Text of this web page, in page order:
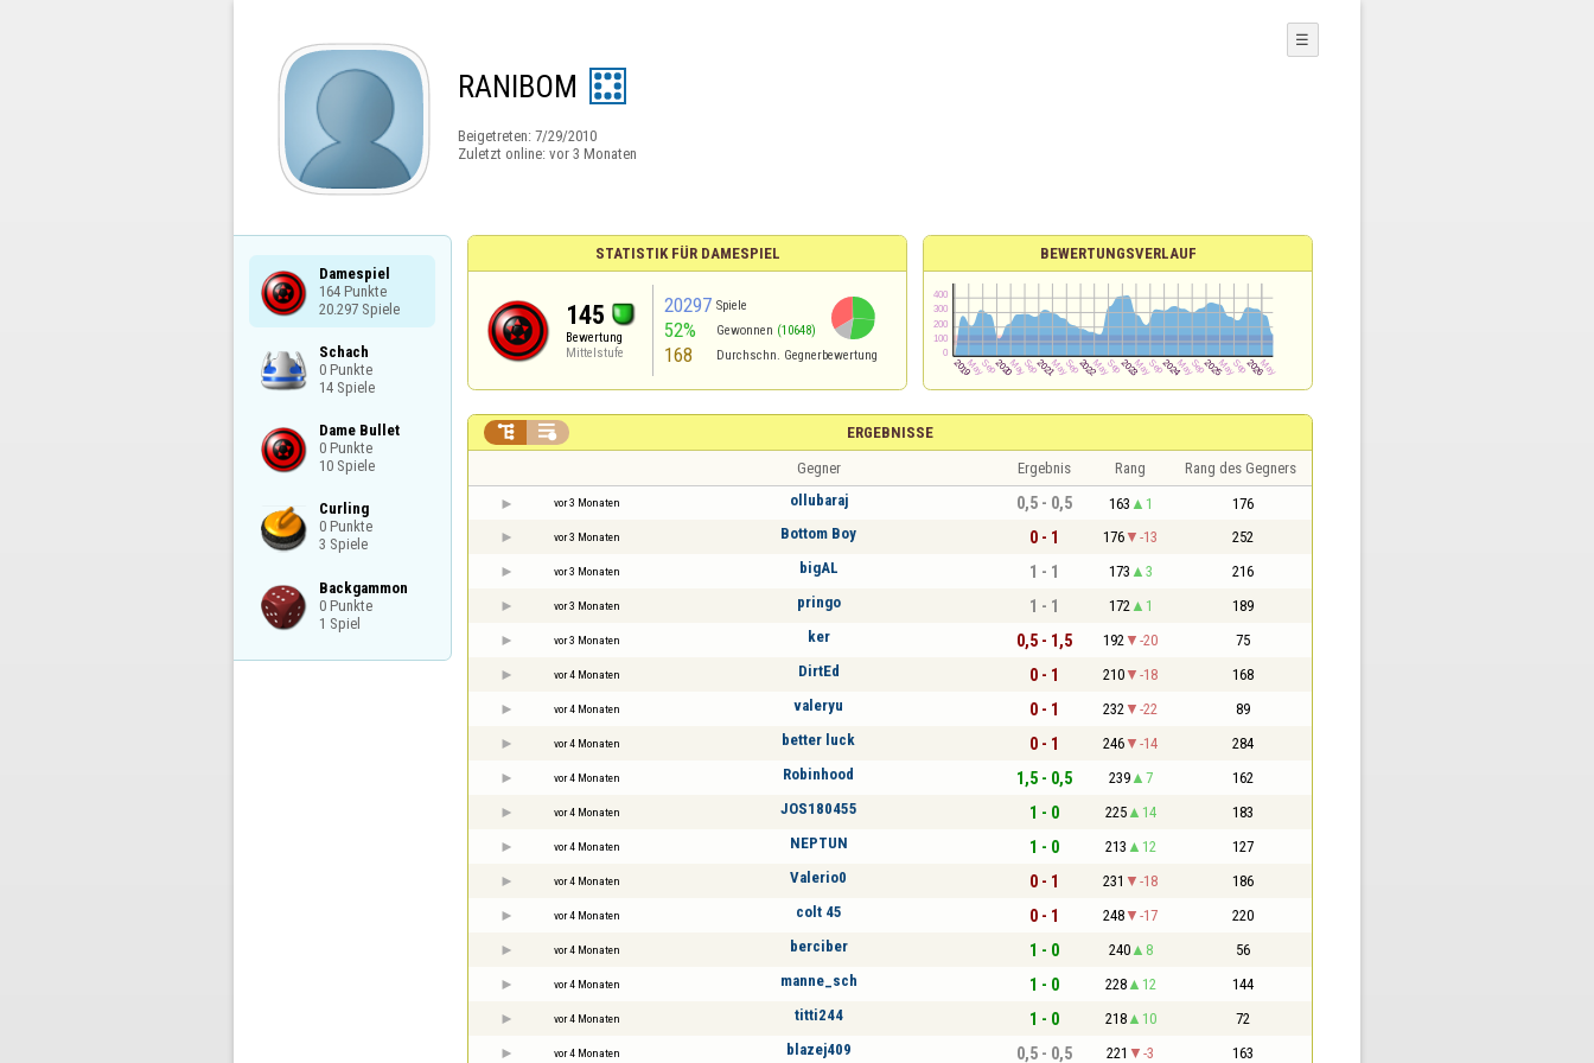
RANIBOM
Beigetreten: 7/29/2010
Zuletzt online: vor 3 Monaten
☰
Damespiel
164 Punkte
20.297 Spiele
Schach
0 Punkte
14 Spiele
Dame Bullet
0 Punkte
10 Spiele
Curling
0 Punkte
3 Spiele
Backgammon
0 Punkte
1 Spiel
STATISTIK FÜR DAMESPIEL
145
Bewertung
Mittelstufe
20297 Spiele
52% Gewonnen (10648)
168 Durchschn. Gegnerbewertung
BEWERTUNGSVERLAUF
ERGEBNISSE
 
Gegner Ergebnis Rang Rang des Gegners
vor 3 Monaten ollubaraj 0,5 - 0,5 163 1 176
vor 3 Monaten Bottom Boy 0 - 1 176 -13 252
vor 3 Monaten bigAL 1 - 1 173 3 216
vor 3 Monaten pringo 1 - 1 172 1 189
vor 3 Monaten ker 0,5 - 1,5 192 -20 75
vor 4 Monaten DirtEd 0 - 1 210 -18 168
vor 4 Monaten valeryu 0 - 1 232 -22 89
vor 4 Monaten better luck 0 - 1 246 -14 284
vor 4 Monaten Robinhood 1,5 - 0,5 239 7 162
vor 4 Monaten JOS180455 1 - 0 225 14 183
vor 4 Monaten NEPTUN 1 - 0 213 12 127
vor 4 Monaten Valerio0 0 - 1 231 -18 186
vor 4 Monaten colt 45 0 - 1 248 -17 220
vor 4 Monaten berciber 1 - 0 240 8 56
vor 4 Monaten manne_sch 1 - 0 228 12 144
vor 4 Monaten titti244 1 - 0 218 10 72
vor 4 Monaten blazej409 0,5 - 0,5 221 -3 163